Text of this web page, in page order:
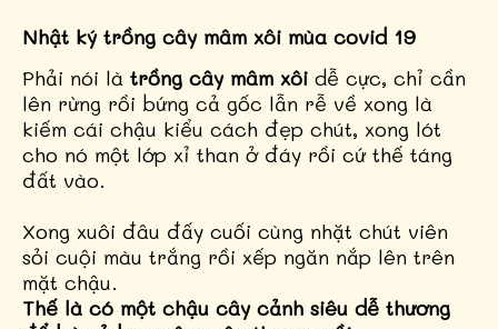
Nhật ký trồng cây mâm xôi mùa covid 19
Phải nói là trồng cây mâm xôi dễ cực, chỉ cần
lên rừng rồi bứng cả gốc lẫn rễ về xong là
kiếm cái chậu kiểu cách đẹp chút, xong lót
cho nó một lớp xỉ than ở đáy rồi cứ thế táng
đất vào.
Xong xuôi đâu đấy cuối cùng nhặt chút viên
sỏi cuội màu trắng rồi xếp ngăn nắp lên trên
mặt chậu.
Thế là có một chậu cây cảnh siêu dễ thương